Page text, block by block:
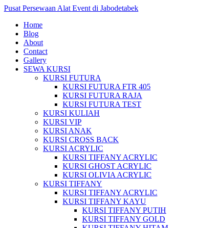
Pusat Persewaan Alat Event di Jabodetabek
Home
Blog
About
Contact
Gallery
SEWA KURSI
KURSI FUTURA
KURSI FUTURA FTR 405
KURSI FUTURA RAJA
KURSI FUTURA TEST
KURSI KULIAH
KURSI VIP
KURSI ANAK
KURSI CROSS BACK
KURSI ACRYLIC
KURSI TIFFANY ACRYLIC
KURSI GHOST ACRYLIC
KURSI OLIVIA ACRYLIC
KURSI TIFFANY
KURSI TIFFANY ACRYLIC
KURSI TIFFANY KAYU
KURSI TIFFANY PUTIH
KURSI TIFFANY GOLD